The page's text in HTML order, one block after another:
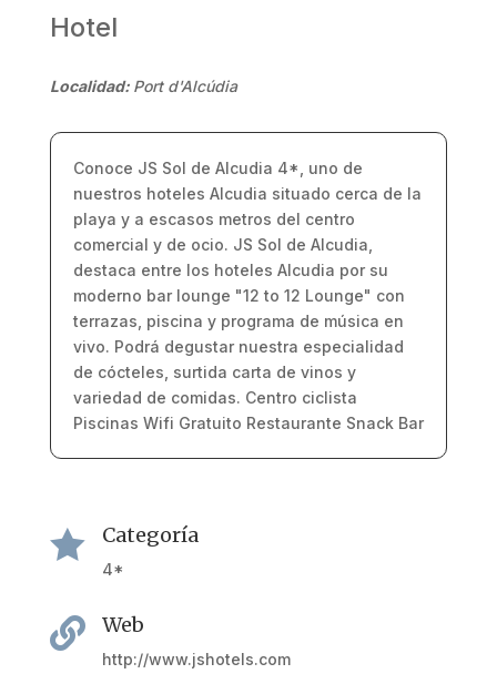
Hotel
Localidad: Port d'Alcúdia
Conoce JS Sol de Alcudia 4*, uno de
nuestros hoteles Alcudia situado cerca de la
playa y a escasos metros del centro
comercial y de ocio. JS Sol de Alcudia,
destaca entre los hoteles Alcudia por su
moderno bar lounge "12 to 12 Lounge" con
terrazas, piscina y programa de música en
vivo. Podrá degustar nuestra especialidad
de cócteles, surtida carta de vinos y
variedad de comidas. Centro ciclista
Piscinas Wifi Gratuito Restaurante Snack Bar
 Categoría
4*
 Web
http://www.jshotels.com